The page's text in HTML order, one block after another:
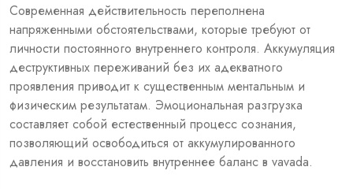
Современная действительность переполнена
напряженными обстоятельствами, которые требуют от
личности постоянного внутреннего контроля. Аккумуляция
деструктивных переживаний без их адекватного
проявления приводит к существенным ментальным и
физическим результатам. Эмоциональная разгрузка
составляет собой естественный процесс сознания,
позволяющий освободиться от аккумулированного
давления и восстановить внутреннее баланс в vavada.